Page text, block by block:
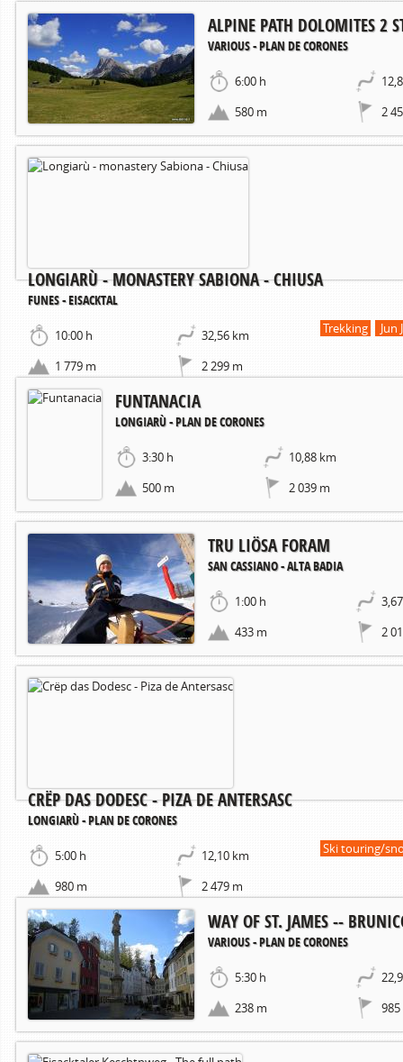
ALPINE PATH DOLOMITES 2
VARIOUS - PLAN DE CORONES
6:00 h
580 m
2
LONGIARÙ - MONASTERY SABIONA - CHIUSA
FUNES - EISACKTAL
10:00 h
32,56 km
1 779 m
2 299 m
Trekking Jun
FUNTANACIA
LONGIARÙ - PLAN DE CORONES
3:30 h
10,88 km
500 m
2 039 m
TRU LIÖSA FORAM
SAN CASSIANO - ALTA BADIA
1:00 h
433 m
2
CRËP DAS DODESC - PIZA DE ANTERSASC
LONGIARÙ - PLAN DE CORONES
5:00 h
12,10 km
980 m
2 479 m
Ski touring/
WAY OF ST. JAMES --
VARIOUS - PLAN DE CORONES
5:30 h
238 m